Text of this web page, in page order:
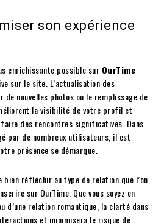
son expérience
enrichissante possible sur OurTime
sur le site. L’actualisation des
nouvelles photos ou le remplissage de
la visibilité de votre profil et
des rencontres significatives. Dans
par de nombreux utilisateurs, il est
présence se démarque.
réfléchir au type de relation que l’on
sur OurTime. Que vous soyez en
d’une relation romantique, la clarté dans
et minimisera le risque de